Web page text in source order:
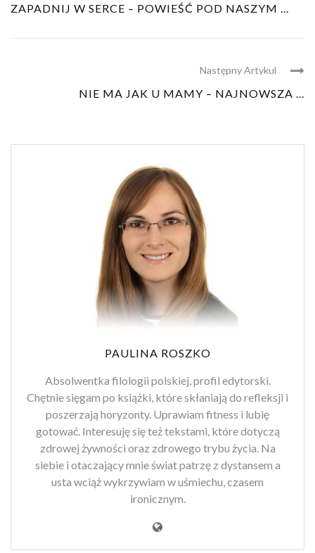
ZAPADNIJ W SERCE – POWIEŚĆ POD NASZYM ...
Następny Artykul
NIE MA JAK U MAMY – NAJNOWSZA ...
PAULINA ROSZKO
Absolwentka filologii polskiej, profil edytorski.
Chętnie sięgam po książki, które skłaniają do refleksji i
poszerzają horyzonty. Uprawiam fitness i lubię
gotować. Interesuję się też tekstami, które dotyczą
zdrowej żywności oraz zdrowego trybu życia. Na
siebie i otaczający mnie świat patrzę z dystansem a
usta wciąż wykrzywiam w uśmiechu, czasem
ironicznym.